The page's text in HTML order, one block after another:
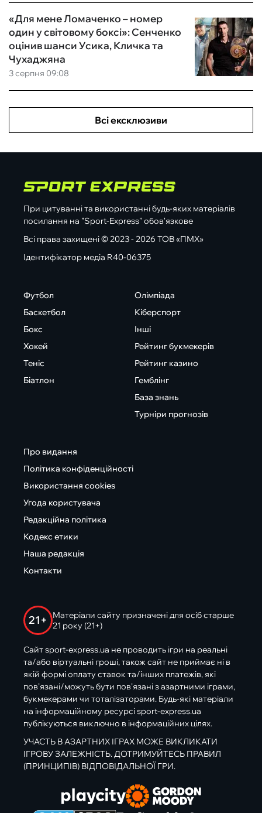
3 серпня 09:08
«Для мене Ломаченко – номер
один у світовому боксі»: Сенченко
оцінив шанси Усика, Кличка та
Чухаджяна
Всі ексклюзиви
При цитуванні та використанні будь-яких матеріалів
посилання на "Sport-Express" обов'язкове
Всі права захищені © 2023 - 2026 ТОВ «ПМХ»
Ідентифікатор медіа R40-06375
Футбол
Баскетбол
Бокс
Хокей
Теніс
Біатлон
Олімпіада
Кіберспорт
Інші
Рейтинг букмекерів
Рейтинг казино
Гемблінг
База знань
Турніри прогнозів
Про видання
Політика конфіденційності
Використання cookies
Угода користувача
Редакційна політика
Кодекс етики
Наша редакція
Контакти
21+
Матеріали сайту призначені для осіб старше
21 року (21+)
Сайт sport-express.ua не проводить ігри на реальні
та/або віртуальні гроші, також сайт не приймає ні в
якій формі оплату ставок та/інших платежів, які
пов’язані/можуть бути пов’язані з азартними іграми,
букмекерами чи тоталізаторами. Будь-які матеріали
на інформаційному ресурсі sport-express.ua
публікуються виключно в інформаційних цілях.
УЧАСТЬ В АЗАРТНИХ ІГРАХ МОЖЕ ВИКЛИКАТИ
ІГРОВУ ЗАЛЕЖНІСТЬ. ДОТРИМУЙТЕСЬ ПРАВИЛ
(ПРИНЦИПІВ) ВІДПОВІДАЛЬНОЇ ГРИ.